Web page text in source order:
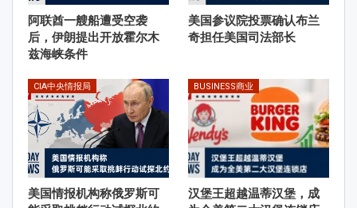
阿联酋一艘船遭受空袭
后，伊朗提出开放霍尔木
兹海峡条件
美国参议院投票确认布兰
奇担任美国司法部长
CIA中央情报局
美国情报机构称俄罗斯可
BUSINESS商业
汉堡王超越温蒂汉堡，成